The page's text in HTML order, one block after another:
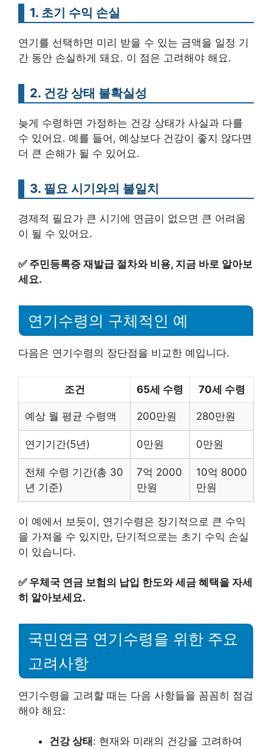
1. 초기 수익 손실
연기를 선택하면 미리 받을 수 있는 금액을 일정 기
간 동안 손실하게 돼요. 이 점은 고려해야 해요.
2. 건강 상태 불확실성
늦게 수령하면 가정하는 건강 상태가 사실과 다를
수 있어요. 예를 들어, 예상보다 건강이 좋지 않다면
더 큰 손해가 될 수 있어요.
3. 필요 시기와의 불일치
경제적 필요가 큰 시기에 연금이 없으면 큰 어려움
이 될 수 있어요.
✅ 주민등록증 재발급 절차와 비용, 지금 바로 알아보
세요.
연기수령의 구체적인 예
다음은 연기수령의 장단점을 비교한 예입니다.
조건 65세 수령 70세 수령
예상 월 평균 수령액 200만원 280만원
연기기간(5년) 0만원 0만원
전체 수령 기간(총 30
년 기준)
7억 2000
만원
10억 8000
만원
이 예에서 보듯이, 연기수령은 장기적으로 큰 수익
을 가져올 수 있지만, 단기적으로는 초기 수익 손실
이 있습니다.
✅ 우체국 연금 보험의 납입 한도와 세금 혜택을 자세
히 알아보세요.
국민연금 연기수령을 위한 주요
고려사항
연기수령을 고려할 때는 다음 사항들을 꼼꼼히 점검
해야 해요:
건강 상태 : 현재와 미래의 건강을 고려하여